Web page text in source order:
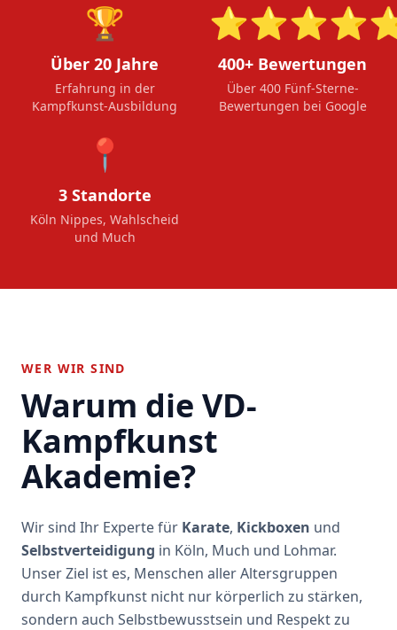
🏆
Über 20 Jahre
Erfahrung in der
Kampfkunst-Ausbildung
400+ Bewertungen
Über 400 Fünf-Sterne-
Bewertungen bei Google
📍
3 Standorte
Köln Nippes, Wahlscheid
und Much
WER WIR SIND
Warum die VD-
Kampfkunst
Akademie?
Wir sind Ihr Experte für Karate, Kickboxen und
Selbstverteidigung in Köln, Much und Lohmar.
Unser Ziel ist es, Menschen aller Altersgruppen
durch Kampfkunst nicht nur körperlich zu stärken,
sondern auch Selbstbewusstsein und Respekt zu